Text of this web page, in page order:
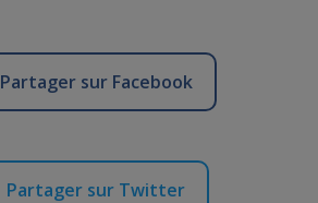
Partager sur Facebook
Partager sur Twitter